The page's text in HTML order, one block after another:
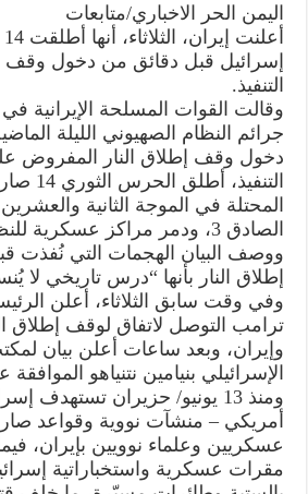
اليمن الحر الاخباري/متابعات
إسرائيل قبل دقائق من دخول وقف
التنفيذ.
وقالت القوات المسلحة الإيرانية
جرائم النظام الصهيوني الليلة
دخول وقف إطلاق النار المفروض
المحتلة في الموجة الثانية
الصادق 3، ودمر مراكز عسكرية للنظام الصهيوني”.
ووصف البيان الهجمات التي نُفذت
إطلاق النار بأنها “درس تاريخي لا
وفي وقت سابق الثلاثاء، أعلن
ترامب التوصل لاتفاق لوقف إطلاق
وإيران، وبعد ساعات أعلن بيان
الإسرائيلي بنيامين نتنياهو الموافقة
ومنذ 13 يونيو/ حزيران تستهدف
أمريكي – منشآت نووية وقواعد
عسكريين وعلماء نوويين بإيران،
مقرات عسكرية واستخباراتية